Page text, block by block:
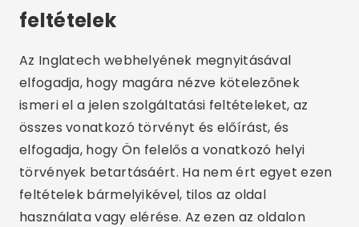
feltételek
Az Inglatech webhelyének megnyitásával
elfogadja, hogy magára nézve kötelezőnek
ismeri el a jelen szolgáltatási feltételeket, az
összes vonatkozó törvényt és előírást, és
elfogadja, hogy Ön felelős a vonatkozó helyi
törvények betartásáért. Ha nem ért egyet ezen
feltételek bármelyikével, tilos az oldal
használata vagy elérése. Az ezen az oldalon